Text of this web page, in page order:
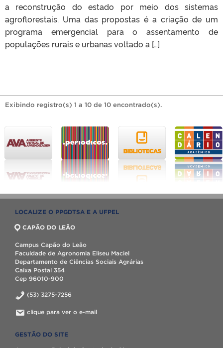
a reconstrução do estado por meio dos sistemas
agroflorestais. Uma das propostas é a criação de um
programa emergencial para o assentamento de
populações rurais e urbanas voltado a […]
Exibindo registro(s) 1 a 10 de 10 encontrado(s).
LOCALIZE O PPGDTSA E A UFPEL
CAPÃO DO LEÃO
Campus Capão do Leão
Faculdade de Agronomia Eliseu Maciel
Departamento de Ciências Sociais Agrárias
Caixa Postal 354
Cep 96010-900
(53) 3275-7256
clique para ver o e-mail
GESTÃO DO SITE